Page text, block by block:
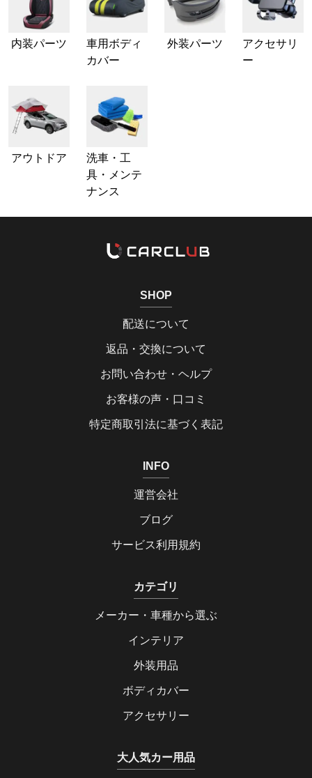
内装パーツ
車用ボディ
カバー
外装パーツ
アクセサリ
ー
アウトドア
洗車・工
具・メンテ
ナンス
SHOP
配送について
返品・交換について
お問い合わせ・ヘルプ
お客様の声・口コミ
特定商取引法に基づく表記
INFO
運営会社
ブログ
サービス利用規約
カテゴリ
メーカー・車種から選ぶ
インテリア
外装用品
ボディカバー
アクセサリー
大人気カー用品